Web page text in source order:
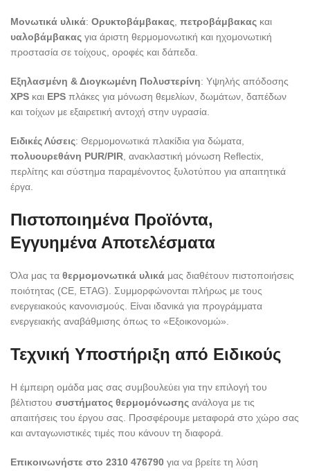
Μονωτικά υλικά: Ορυκτοβάμβακας πετροβάμβακας και
υαλοβάμβακας για άριστη θερμομονωτική και ηχομονωτική
προστασία σε τοίχους, οροφές και δάπεδα.
Εξηλασμένη & Διογκωμένη Πολυστερίνη: Υψηλής απόδοσης
XPS και EPS πλάκες για μόνωση θεμελίων, δωμάτων, δαπέδων
και τοίχων με εξαιρετική αντοχή στην υγρασία.
Ειδικές Λύσεις: Θερμομονωτικά πλακίδια για δώματα,
πολυουρεθάνη PUR/PIR , ανακλαστική μόνωση Reflectix,
περλίτης και σύστημα παραμένοντος ξυλοτύπου για απαιτητικά
έργα.
Πιστοποιημένα Προϊόντα,
Εγγυημένα Αποτελέσματα
Όλα μας τα θερμομονωτικά υλικά μας διαθέτουν πιστοποιήσεις
ποιότητας (CE, ETAG). Συμμορφώνονται πλήρως με τους
ενεργειακούς κανονισμούς. Είναι ιδανικά για προγράμματα
ενεργειακής αναβάθμισης όπως το «Εξοικονομώ».
Τεχνική Υποστήριξη από Ειδικούς
Η έμπειρη ομάδα μας σας συμβουλεύει για την επιλογή του
βέλτιστου συστήματος θερμομόνωσης ανάλογα με τις
απαιτήσεις του έργου σας. Προσφέρουμε μεταφορά στο χώρο σας
και ανταγωνιστικές τιμές που κάνουν τη διαφορά.
Επικοινωνήστε στο 2310 476790 για να βρείτε τη λύση